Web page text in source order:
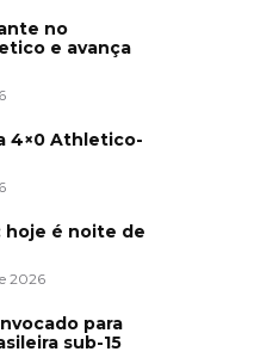
no
e avança
4×0 Athletico-
hoje é noite de
2026
para
sub-15